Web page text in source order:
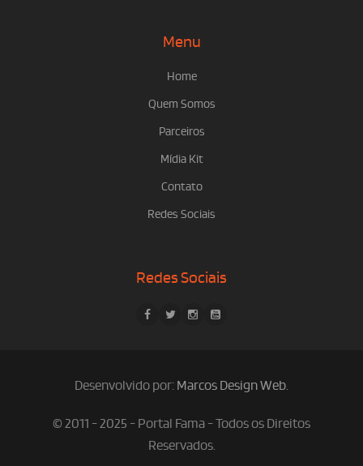
Menu
Home
Quem Somos
Parceiros
Mídia Kit
Contato
Redes Sociais
Redes Sociais
Desenvolvido por: Marcos Design Web.
© 2011 - 2025 - Portal Fama - Todos os Direitos
Reservados.